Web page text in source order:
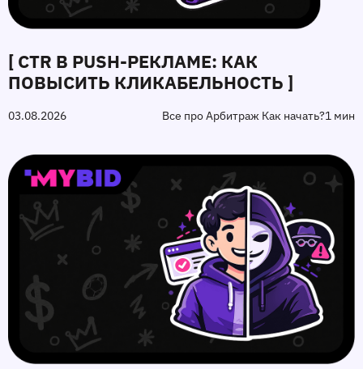
[ CTR В PUSH-РЕКЛАМЕ: КАК
ПОВЫСИТЬ КЛИКАБЕЛЬНОСТЬ ]
03.08.2026 Все про Арбитраж Как начать?1 мин